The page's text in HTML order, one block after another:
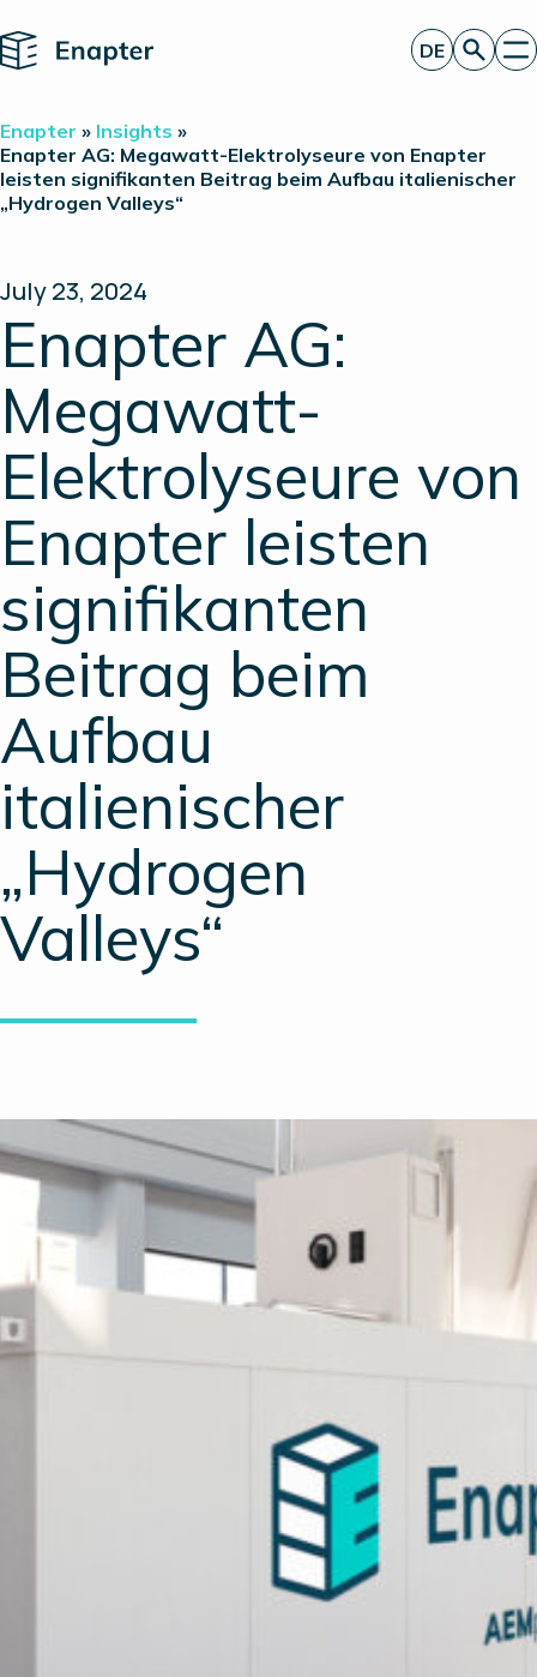
Home
Technologie
Produkte
Projekte
Insights
Investor Relations
DE
Enapter » Insights »
Enapter AG: Megawatt-Elektrolyseure von Enapter
leisten signifikanten Beitrag beim Aufbau italienischer
„Hydrogen Valleys“
July 23, 2024
Enapter AG:
Megawatt-
Elektrolyseure von
Enapter leisten
signifikanten
Beitrag beim
Aufbau
italienischer
„Hydrogen
Valleys“